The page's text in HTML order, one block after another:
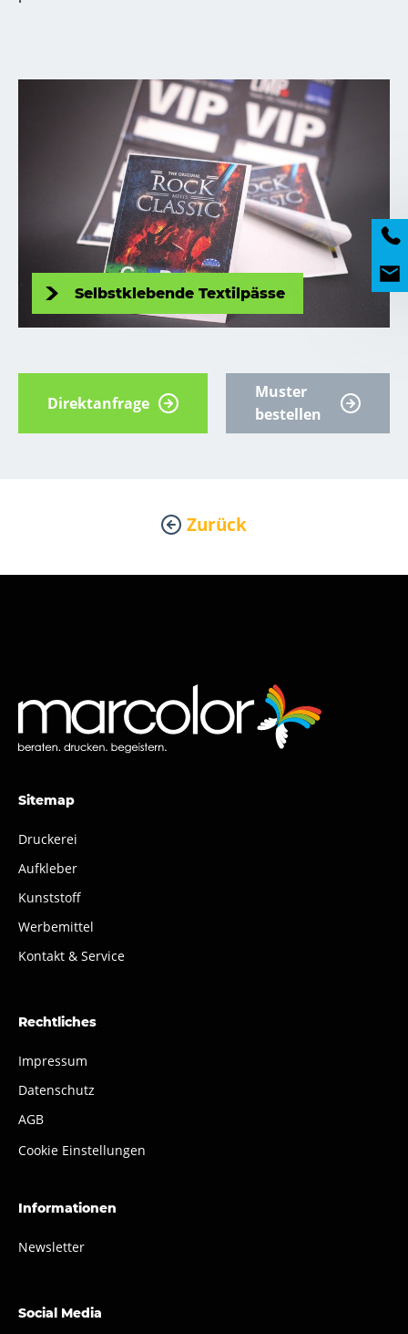
Selbstklebende Textilpässe
Direktanfrage
Muster
bestellen
Zurück
Sitemap
Druckerei
Aufkleber
Kunststoff
Werbemittel
Kontakt & Service
Rechtliches
Impressum
Datenschutz
AGB
Cookie Einstellungen
Informationen
Newsletter
Social Media